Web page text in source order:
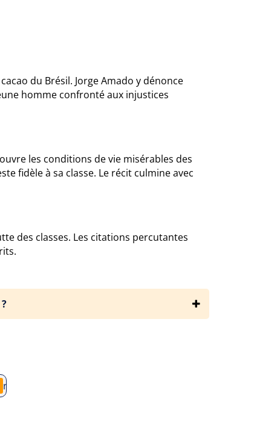
du Brésil. Jorge Amado y dénonce
homme confronté aux injustices
les conditions de vie misérables des
fidèle à sa classe. Le récit culmine avec
des classes. Les citations percutantes
jorge-amado/cacao/resume